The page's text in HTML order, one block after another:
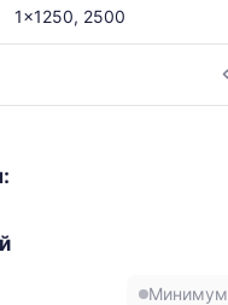
1x1250, 2500
Минимум